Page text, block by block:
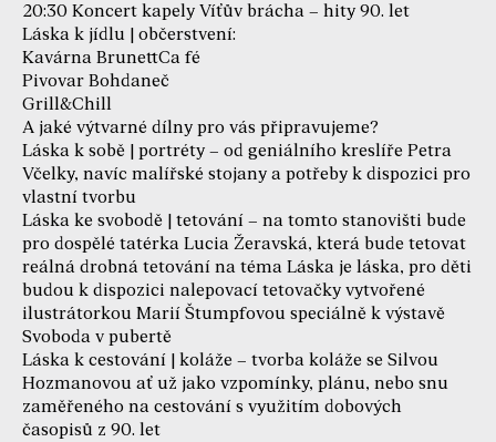
20:30 Koncert kapely Víťův brácha – hity 90. let
Láska k jídlu | občerstvení:
Kavárna BrunettCa fé
Pivovar Bohdaneč
Grill&Chill
A jaké výtvarné dílny pro vás připravujeme?
Láska k sobě | portréty – od geniálního kreslíře Petra
Včelky, navíc malířské stojany a potřeby k dispozici pro
vlastní tvorbu
Láska ke svobodě | tetování – na tomto stanovišti bude
pro dospělé tatérka Lucia Žeravská, která bude tetovat
reálná drobná tetování na téma Láska je láska, pro děti
budou k dispozici nalepovací tetovačky vytvořené
ilustrátorkou Marií Štumpfovou speciálně k výstavě
Svoboda v pubertě
Láska k cestování | koláže – tvorba koláže se Silvou
Hozmanovou ať už jako vzpomínky, plánu, nebo snu
zaměřeného na cestování s využitím dobových
časopisů z 90. let